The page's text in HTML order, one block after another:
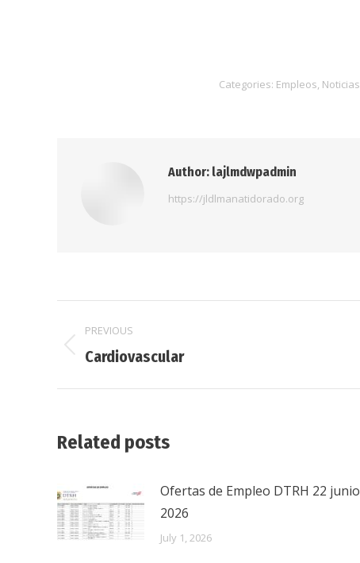
Categories: Empleos, Noticias
Author: lajlmdwpadmin
https://jldlmanatidorado.org
navigation
PREVIOUS
Previous
Cardiovascular
Related posts
Ofertas de Empleo DTRH 22 junio
2026
July 1, 2026